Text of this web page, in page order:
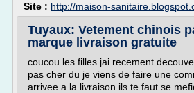
Site : http://maison-
Tuyaux: Vetement chinois
marque livraison gratuite
coucou les filles jai recement
pas cher du je viens de faire une
arrivee a la livraison ils te faut se